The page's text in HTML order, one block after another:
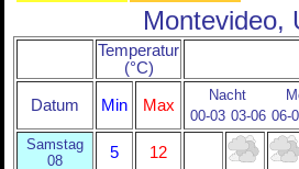
Montevideo,
Temperatur
(°C)
Datum Min Max
Nacht
00-03 03-06 06-
Samstag
08
5 12